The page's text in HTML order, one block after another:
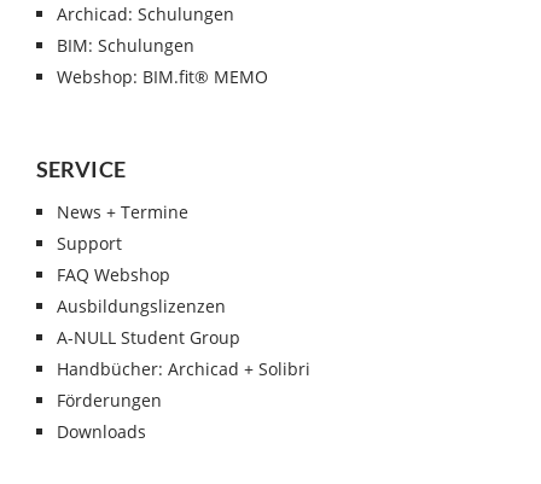
Archicad: Schulungen
BIM: Schulungen
Webshop: BIM.fit® MEMO
SERVICE
News + Termine
Support
FAQ Webshop
Ausbildungslizenzen
A-NULL Student Group
Handbücher: Archicad + Solibri
Förderungen
Downloads